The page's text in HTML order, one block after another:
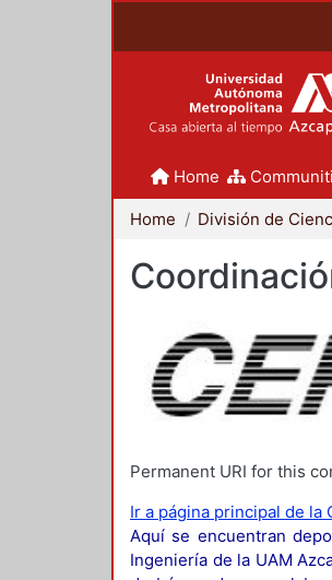
Home
Home
Permanent URI for this
Ir a página principal de la
Aquí se encuentran
Ingeniería de la UAM